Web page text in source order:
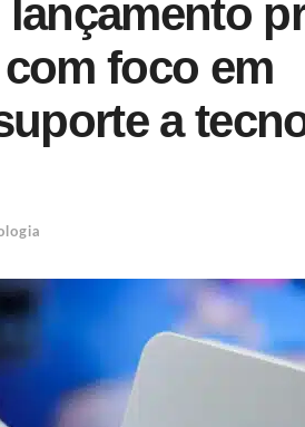
com foco em
a